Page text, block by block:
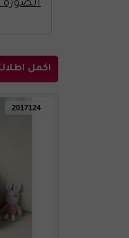
اكمل
2017124